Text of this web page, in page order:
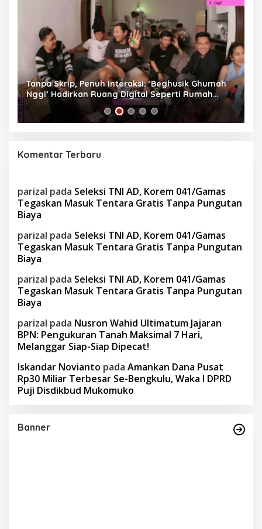
Tanpa Skrip, Penuh Interaksi: ‘Beghusik Ghumah
Nggi’ Hadirkan Ruang Digital Seperti Rumah
Sendiri
Komentar Terbaru
parizal pada Seleksi TNI AD, Korem 041/Gamas
Tegaskan Masuk Tentara Gratis Tanpa Pungutan
Biaya
parizal pada Seleksi TNI AD, Korem 041/Gamas
Tegaskan Masuk Tentara Gratis Tanpa Pungutan
Biaya
parizal pada Seleksi TNI AD, Korem 041/Gamas
Tegaskan Masuk Tentara Gratis Tanpa Pungutan
Biaya
parizal pada Nusron Wahid Ultimatum Jajaran
BPN: Pengukuran Tanah Maksimal 7 Hari,
Melanggar Siap-Siap Dipecat!
Iskandar Novianto pada Amankan Dana Pusat
Rp30 Miliar Terbesar Se-Bengkulu, Waka I DPRD
Puji Disdikbud Mukomuko
Banner